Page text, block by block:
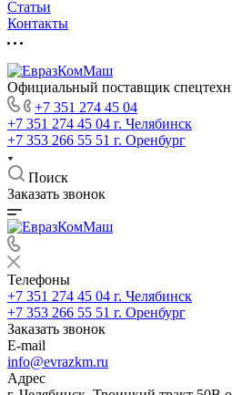
Статьи
Контакты
Официальный поставщик
+7 351 274 45 04
+7 351 274 45 04 г. Челябинск
+7 353 266 55 51 г. Оренбург
Поиск
Заказать звонок
Телефоны
+7 351 274 45 04 г. Челябинск
+7 353 266 55 51 г. Оренбург
Заказать звонок
E-mail
info@evrazkm.ru
Адрес